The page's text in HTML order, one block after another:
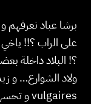
برشا عباد
على الراب ؟!!
؟! البلاد داخلة
ولاد الشوارع… و
vulgaires و تحسهم زوفّرة و كلوشارات و ضايعين…